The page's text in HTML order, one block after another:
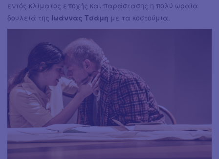
εντός κλίματος εποχής και παράστασης η πολύ ωραία
δουλειά της Ιωάννας Τσάμη με τα κοστούμια.